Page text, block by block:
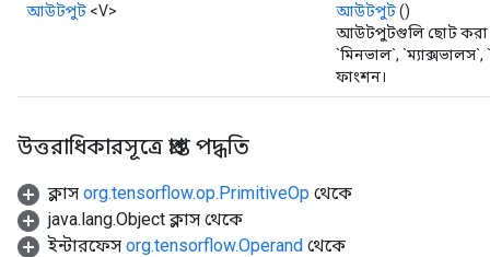
আউটপুট <V> আউটপুট()
আউটপুটগুলি ছোট করা
`মিনভাল`,
ফাংশন।
উত্তরাধিকারসূত্রে প্রাপ্ত পদ্ধতি
ক্লাস org.tensorflow.op.PrimitiveOp থেকে
java.lang.Object ক্লাস থেকে
ইন্টারফেস org.tensorflow.Operand থেকে